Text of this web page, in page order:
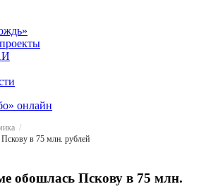
онлайн
в 75 млн. рублей
обошлась Пскову в 75 млн.